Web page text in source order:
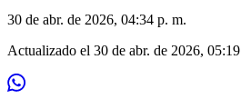
30 de abr. de 2026, 04:34 p. m.
Actualizado el 30 de abr. de 2026,